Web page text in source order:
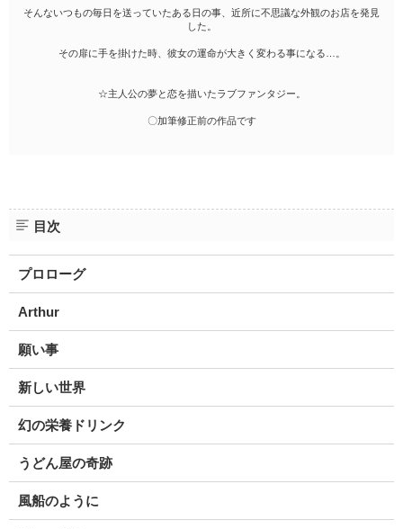
そんないつもの毎日を送っていたある日の事、近所に不思議な外観のお店を発見
した。
その扉に手を掛けた時、彼女の運命が大きく変わる事になる…。
☆主人公の夢と恋を描いたラブファンタジー。
〇加筆修正前の作品です
目次
プロローグ
Arthur
願い事
新しい世界
幻の栄養ドリンク
うどん屋の奇跡
風船のように